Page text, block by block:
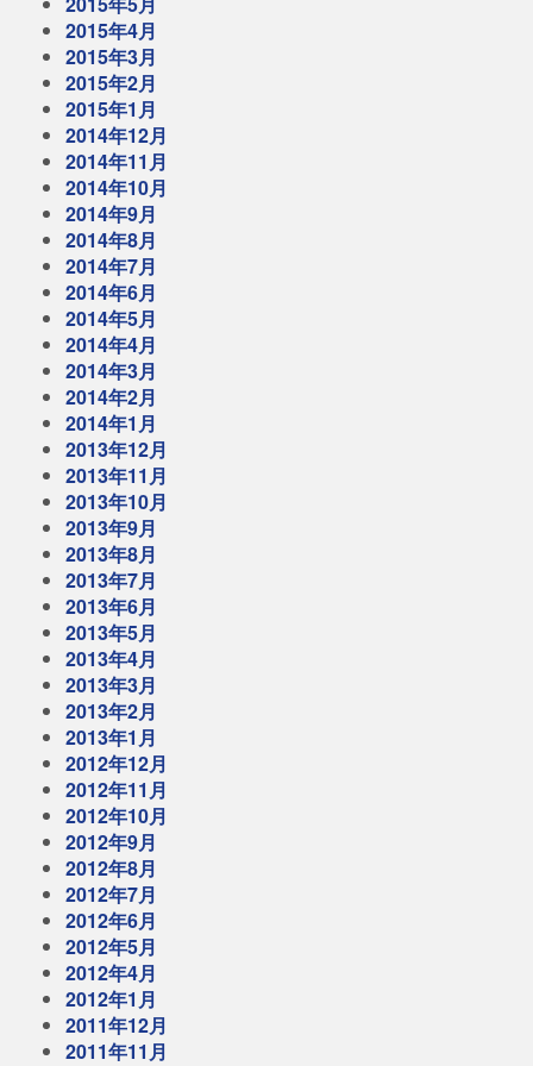
2015年4月
2015年3月
2015年2月
2015年1月
2014年12月
2014年11月
2014年10月
2014年9月
2014年8月
2014年7月
2014年6月
2014年5月
2014年4月
2014年3月
2014年2月
2014年1月
2013年12月
2013年11月
2013年10月
2013年9月
2013年8月
2013年7月
2013年6月
2013年5月
2013年4月
2013年3月
2013年2月
2013年1月
2012年12月
2012年11月
2012年10月
2012年9月
2012年8月
2012年7月
2012年6月
2012年5月
2012年4月
2012年1月
2011年12月
2011年11月